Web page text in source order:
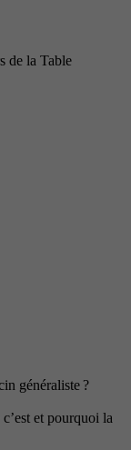
de la Table
généraliste ?
et pourquoi la